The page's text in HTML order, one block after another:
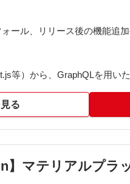
ール、リリース後の機能追
等）から、GraphQLを用い
術の検証・実装
イプライン整備などの運用
ータ連携
る
】マテリアルプラ